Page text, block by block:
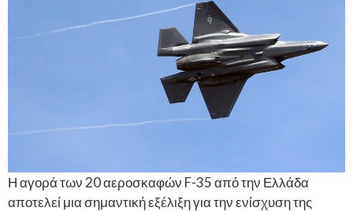
Η αγορά των 20 αεροσκαφών F-35 από την Ελλάδα
αποτελεί μια σημαντική εξέλιξη για την ενίσχυση της